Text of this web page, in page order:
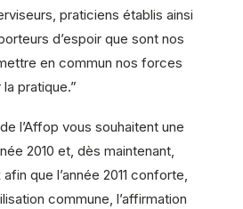
praticiens établis ainsi
d’espoir que sont nos
en commun nos forces
pratique.”
l’Affop vous souhaitent une
2010 et, dès maintenant,
que l’année 2011 conforte,
commune, l’affirmation